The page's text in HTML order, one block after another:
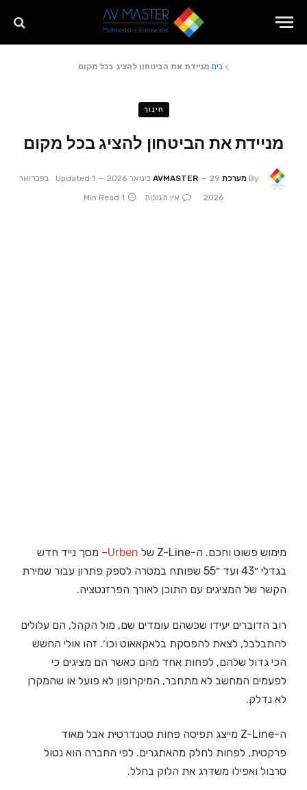
> בית מניידת את הביטחון להציג בכל מקום
חינוך
מניידת את הביטחון להציג בכל מקום
By מערכת AVMASTER 29 בינואר 2026 Updated:
1 בפברואר
2026
אין תגובות 1 Min Read
מימוש פשוט וחכם. ה-Z-Line של Urben– מסך נייד חדש
בגדלי ״43 ועד ״55 שפותח במטרה לספק פתרון עבור שמירת
הקשר של המציגים עם התוכן לאורך הפרזנטציה.
רוב הדוברים יעידו שכשהם עומדים שם, מול הקהל, הם עלולים
להתבלבל, לצאת להפסקת בלאקאאוט וכו׳. זהו אולי החשש
הכי גדול שלהם, לפחות אחד מהם כאשר הם מציגים כי
לפעמים המחשב לא מתחבר, המיקרופון לא פועל או שהמקרן
לא נדלק.
ה-Z-Line מייצג תפיסה פחות סטנדרטית אבל מאוד
פרקטית, לפחות לחלק מהאתגרים. לפי החברה הוא נטול
סרבול ואפילו משדרג את הלוק בחלל.